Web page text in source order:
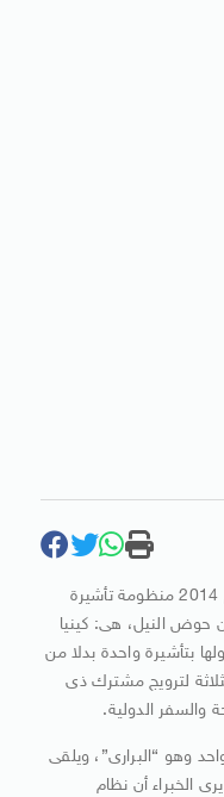
تنطلق اعتبارا من الأول من يناير من العام 2014 منظومة تأشيرة
حوض النيل، هى: كينيا
بتأشيرة واحدة بدلا من
لترويج مشترك ذى
والسفر الدولية.
وهو “البرارى”، ويلقى
الخبراء أن نظام